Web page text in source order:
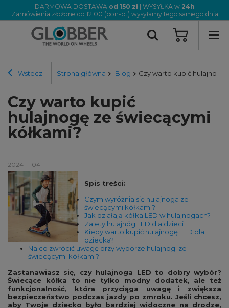
DARMOWA DOSTAWA od 150 zł| WYSYŁKA w 24h
Zamówienia złożone do 12:00 (pon-pt) wysyłamy tego samego dnia
Wstecz Strona główna Blog Czy warto kupić hulajnogę
Czy warto kupić
hulajnogę ze świecącymi
kółkami?
2024-11-04
Spis treści:
Czym wyróżnia się hulajnoga ze
świecącymi kółkami?
Jak działają kółka LED w hulajnogach?
Zalety hulajnóg LED dla dzieci
Kiedy warto kupić hulajnogę LED dla
dziecka?
Na co zwrócić uwagę przy wyborze hulajnogi ze
świecącymi kółkami?
Zastanawiasz się, czy hulajnoga LED to dobry wybór?
Świecące kółka to nie tylko modny dodatek, ale też
funkcjonalność, która przyciąga uwagę i zwiększa
bezpieczeństwo podczas jazdy po zmroku. Jeśli chcesz,
aby Twoje dziecko było bardziej widoczne na drodze,